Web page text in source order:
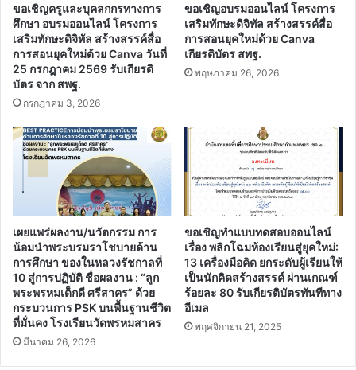
ขอเชิญครูและบุคลกกรทางการ
ศึกษา อบรมออนไลน์ โครงการ
เสริมทักษะดิจิทัล สร้างสรรค์สื่อ
การสอนยุคใหม่ด้วย Canva วันที่
25 กรกฎาคม 2569 รับเกียรติ
บัตร จาก สพฐ.
กรกฎาคม 3, 2026
ขอเชิญอบรมออนไลน์ โครงการ
เสริมทักษะดิจิทัล สร้างสรรค์สื่อ
การสอนยุคใหม่ด้วย Canva
เกียรติบัตร สพฐ.
พฤษภาคม 26, 2026
เผยแพร่ผลงาน/นวัตกรรม การ
น้อมนำพระบรมราโชบายด้าน
การศึกษา ของในหลวงรัชกาลที่
10 สู่การปฏิบัติ ชื่อผลงาน : “ลูก
พระพรหมเด็กดี ศรีสาคร” ด้วย
กระบวนการ PSK บนพื้นฐานชีวิต
ที่มั่นคง โรงเรียนวัดพรหมสาคร
มีนาคม 26, 2026
ขอเชิญทำแบบทดสอบออนไลน์
เรื่อง พลิกโฉมห้องเรียนสู่ยุคใหม่:
13 เครื่องมือคิด ยกระดับผู้เรียนให้
เป็นนักคิดสร้างสรรค์ ผ่านเกณฑ์
ร้อยละ 80 รับเกียรติบัตรทันทีทาง
อีเมล
พฤศจิกายน 21, 2025